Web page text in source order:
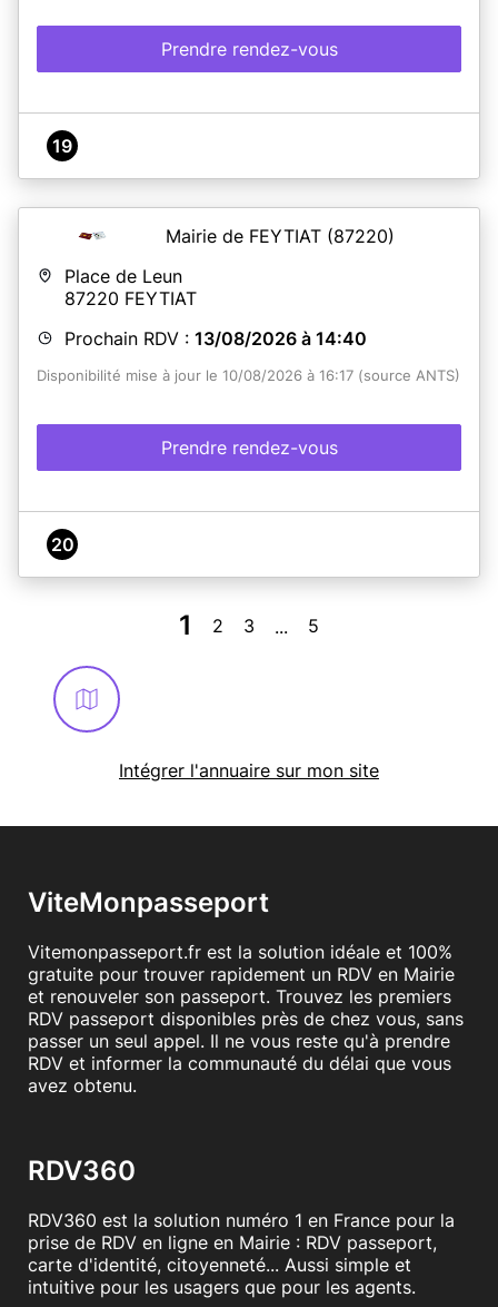
Prendre rendez-vous
19
Mairie de FEYTIAT (87220)
Place de Leun
87220 FEYTIAT
Prochain RDV : 13/08/2026 à 14:40
Disponibilité mise à jour le 10/08/2026 à 16:17 (source ANTS)
Prendre rendez-vous
20
1 2 3 ... 5
Intégrer l'annuaire sur mon site
ViteMonpasseport
Vitemonpasseport.fr est la solution idéale et 100%
gratuite pour trouver rapidement un RDV en Mairie
et renouveler son passeport. Trouvez les premiers
RDV passeport disponibles près de chez vous, sans
passer un seul appel. Il ne vous reste qu'à prendre
RDV et informer la communauté du délai que vous
avez obtenu.
RDV360
RDV360 est la solution numéro 1 en France pour la
prise de RDV en ligne en Mairie : RDV passeport,
carte d'identité, citoyenneté... Aussi simple et
intuitive pour les usagers que pour les agents.